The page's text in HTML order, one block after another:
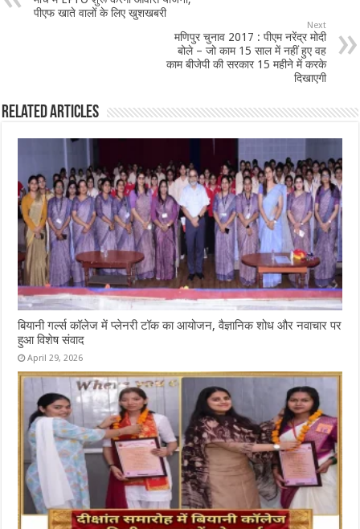
पीएफ खाते वालों के लिए खुशखबरी
Next
मणिपुर चुनाव 2017 : पीएम नरेंद्र मोदी
बोले – जो काम 15 साल में नहीं हुए वह
काम बीजेपी की सरकार 15 महीने में करके
दिखाएगी
Related Articles
बियानी गर्ल्स कॉलेज में प्लेनरी टॉक का आयोजन, वैज्ञानिक शोध और नवाचार पर
हुआ विशेष संवाद
April 29, 2026